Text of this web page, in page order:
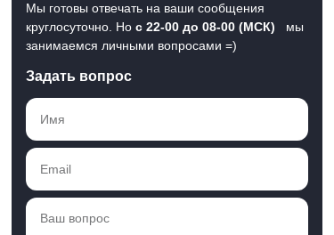
Мы готовы отвечать на ваши сообщения
круглосуточно. Но с 22-00 до 08-00 (МСК)
мы
занимаемся личными вопросами =)
Задать вопрос